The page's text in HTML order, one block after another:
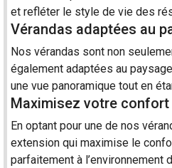
et refléter le style de vie des
Vérandas adaptées au
Nos vérandas sont non
également adaptées au
une vue panoramique tout en
Maximisez votre confort
En optant pour une de nos
extension qui maximise le
parfaitement à l’environnement